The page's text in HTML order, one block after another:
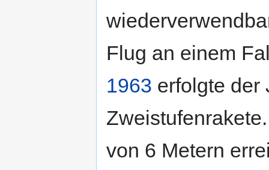
Flug an einem
1963 erfolgte der
von 6 Metern